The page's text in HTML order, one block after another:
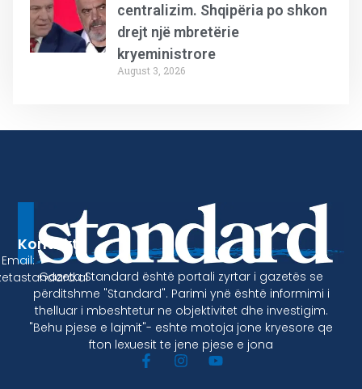
centralizim. Shqipëria po shkon
drejt një mbretërie
kryeministrore
August 3, 2026
Gazeta Standard është portali zyrtar i gazetës se
përditshme "Standard". Parimi ynë është informimi i
thelluar i mbeshtetur ne objektivitet dhe investigim.
"Behu pjese e lajmit"- eshte motoja jone kryesore qe
fton lexuesit te jene pjese e jona
Kontakt
Email: